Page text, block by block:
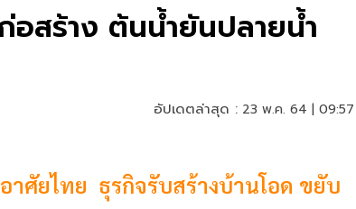
สร้าง ต้นนํ้ายันปลายนํ้า
อัปเดตล่าสุด : 23 พ.ค. 64 |
าศัยไทย ธุรกิจรับสร้างบ้านโอด ขยับ